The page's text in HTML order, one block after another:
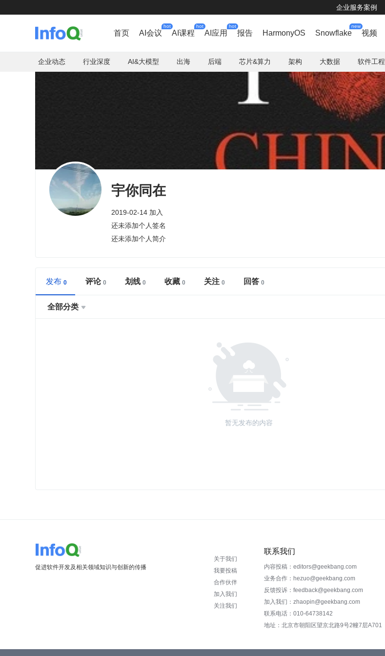
企业服务案例
首页 AI会议
hot
AI课程
hot
AI应用
hot
报告 HarmonyOS Snowflake
new
视频
企业动态 行业深度 AI&大模型 出海 后端 芯片&算力 架构 大数据 软件工程
宇你同在
2019-02-14 加入
还未添加个人签名
还未添加个人简介
发布 评论 划线 收藏 关注 回答
全部分类 
暂无发布的内容
促进软件开发及相关领域知识与创新的传播
关于我们
我要投稿
合作伙伴
加入我们
关注我们
联系我们
内容投稿：editors@geekbang.com
业务合作：hezuo@geekbang.com
反馈投诉：feedback@geekbang.com
加入我们：zhaopin@geekbang.com
联系电话：010-64738142
地址：北京市朝阳区望京北路9号2幢7层A701